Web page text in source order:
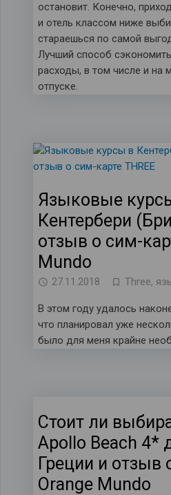
остановит. Конечно,
и отель классом ниже
стараешься по самой
Лучший способ
расходы, в том числе и на
отпуске.
Языковые
Кентербери
отзыв о сим-
Mundo
27.11.2018 Three,
В этом году удалось
что планировал уже
было для меня крайне
Стоит ли
Apollo Beach 4*
Греции и отзыв
Orange Mundo